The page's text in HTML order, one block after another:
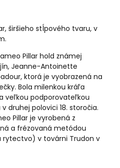
širšieho stĺpového tvaru, v
Pillar hold známej
Jeanne-Antoinette
ktorá je vyobrazená na
Bola milenkou kráľa
veľkou podporovateľkou
druhej polovici 18. storočia.
Pillar je vyrobená z
a frézovaná metódou
rytectvo) v továrni Trudon v